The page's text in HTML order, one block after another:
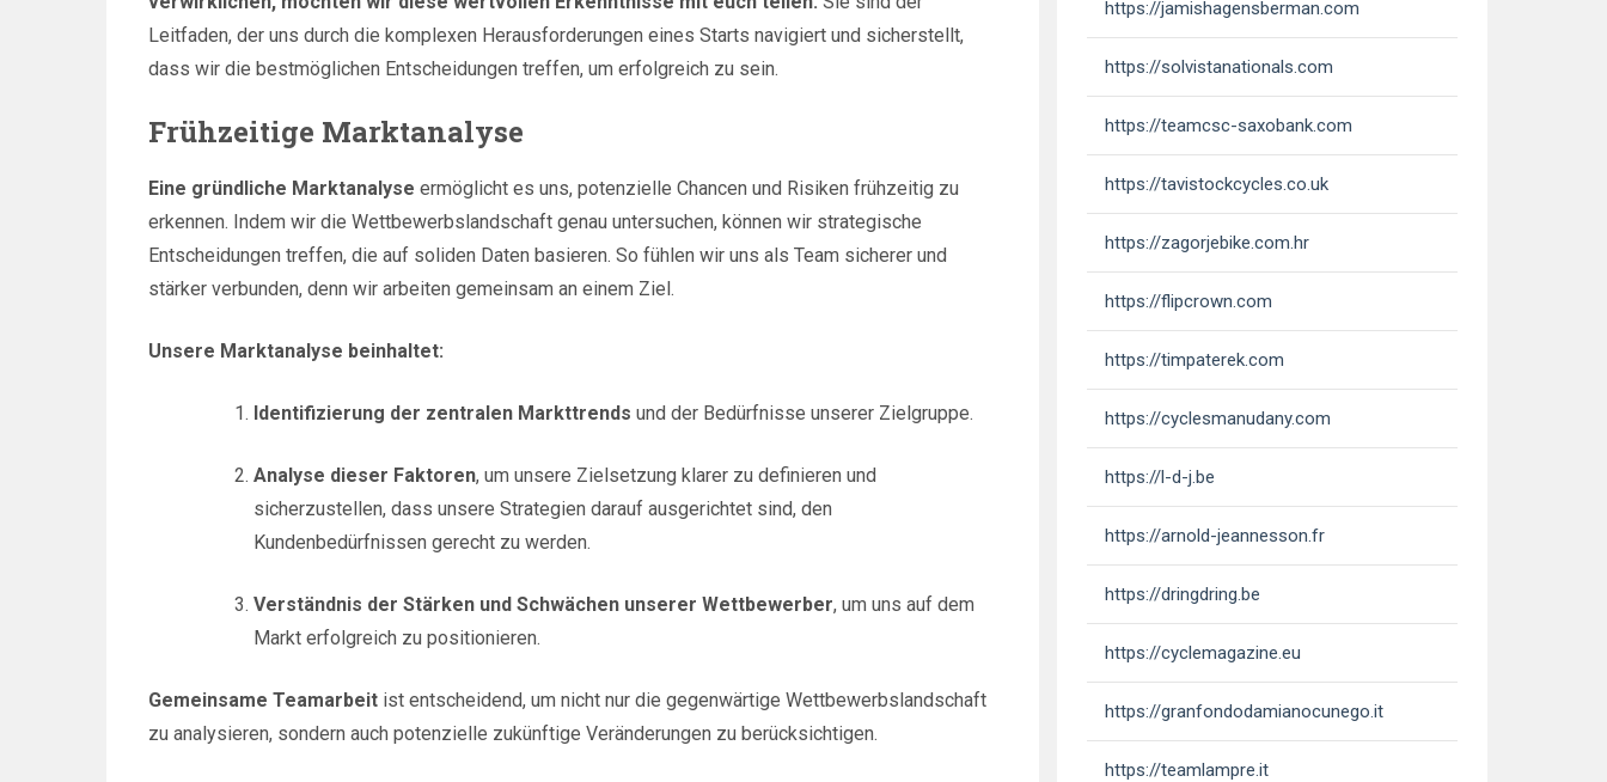
Leitfaden, der uns durch die komplexen Herausforderungen eines Starts navigiert und sicherstellt,
dass wir die bestmöglichen Entscheidungen treffen, um erfolgreich zu sein.
Frühzeitige Marktanalyse
Eine gründliche Marktanalyse ermöglicht es uns, potenzielle Chancen und Risiken frühzeitig zu
erkennen. Indem wir die Wettbewerbslandschaft genau untersuchen, können wir strategische
Entscheidungen treffen, die auf soliden Daten basieren. So fühlen wir uns als Team sicherer und
stärker verbunden, denn wir arbeiten gemeinsam an einem Ziel.
Unsere Marktanalyse beinhaltet:
Identifizierung der zentralen Markttrends und der Bedürfnisse unserer Zielgruppe.
Analyse dieser Faktoren, um unsere Zielsetzung klarer zu definieren und
sicherzustellen, dass unsere Strategien darauf ausgerichtet sind, den
Kundenbedürfnissen gerecht zu werden.
Verständnis der Stärken und Schwächen unserer Wettbewerber, um uns auf dem
Markt erfolgreich zu positionieren.
Gemeinsame Teamarbeit ist entscheidend, um nicht nur die gegenwärtige Wettbewerbslandschaft
zu analysieren, sondern auch potenzielle zukünftige Veränderungen zu berücksichtigen.
https://jamishagensberman.com
https://solvistanationals.com
https://teamcsc-saxobank.com
https://tavistockcycles.co.uk
https://zagorjebike.com.hr
https://flipcrown.com
https://timpaterek.com
https://cyclesmanudany.com
https://l-d-j.be
https://arnold-jeannesson.fr
https://dringdring.be
https://cyclemagazine.eu
https://granfondodamianocunego.it
https://teamlampre.it